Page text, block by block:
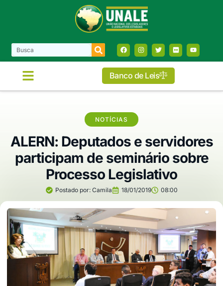
Banco de Leis
NOTÍCIAS
ALERN: Deputados e servidores
participam de seminário sobre
Processo Legislativo
Postado por:Camila 18/01/2019 08:00